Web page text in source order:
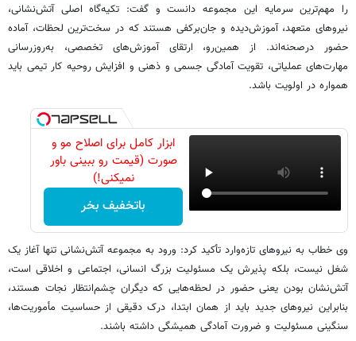
را مهم‌ترین سرمایه این مجموعه دانست و گفت: تکیه‌گاه اصلی آتش‌نشانی،
نیروهای متعهد، آموزش‌دیده و جان‌برکفی هستند که در سخت‌ترین لحظات، آماده
حضور درصحنه‌اند. از همین‌رو، ارتقای آموزش‌های تخصصی، به‌روزرسانی
مهارت‌های عملیاتی، تقویت آمادگی جسمی و ذهنی و افزایش روحیه کار تیمی باید
همواره در اولویت باشد.
ابزار کامل برای اصلاح مو و
صورت (قیمت رو ببینی باور
نمیکنی!)
باتخفیف بخر
وی خطاب به نیروهای تازه‌وارد تأکید کرد: ورود به مجموعه آتش‌نشانی تنها آغاز یک
شغل نیست، بلکه پذیرش یک مسئولیت بزرگ انسانی، اجتماعی و اخلاقی است،
آتش‌نشان بودن یعنی حضور در لحظه‌هایی که دیگران چشم‌انتظار نجات هستند،
بنابراین نیروهای جدید باید از همان ابتدا، درک دقیقی از حساسیت مأموریت‌ها،
سنگینی مسئولیت و ضرورت آمادگی همیشگی داشته باشند.